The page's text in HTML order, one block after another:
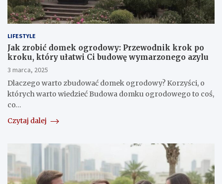
LIFESTYLE
Jak zrobić domek ogrodowy: Przewodnik krok po
kroku, który ułatwi Ci budowę wymarzonego azylu
3 marca, 2025
Dlaczego warto zbudować domek ogrodowy? Korzyści, o
których warto wiedzieć Budowa domku ogrodowego to coś,
co…
Czytaj dalej